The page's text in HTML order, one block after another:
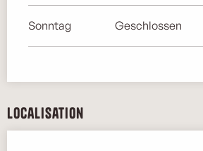
Sonntag Geschlossen
Localisation